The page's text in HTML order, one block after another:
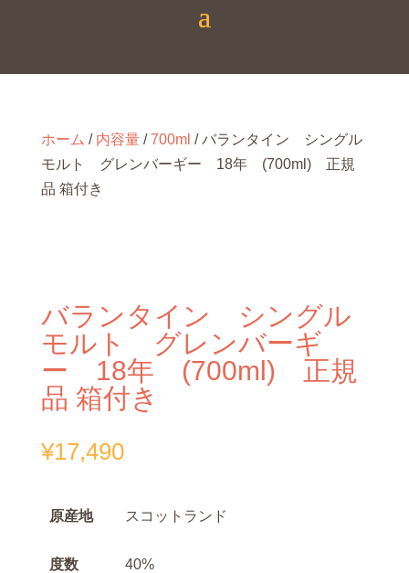
ホーム / 内容量/700ml / バランタイン シングル
モルト グレンバーギー 18年 (700ml) 正規
品 箱付き
バランタイン シングル
モルト グレンバーギ
ー 18年 (700ml) 正規
品 箱付き
¥17,490
原産地 スコットランド
度数 40%